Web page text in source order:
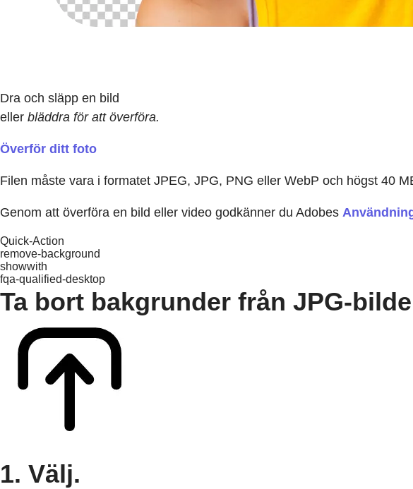
Dra och släpp en bild
eller bläddra för att överföra.
Överför ditt foto
Filen måste vara i formatet JPEG, JPG, PNG eller WebP och högst 40
Genom att överföra en bild eller video godkänner du Adobes
Quick-Action
remove-background
showwith
fqa-qualified-desktop
Ta bort bakgrunder från JPG-
1. Välj.